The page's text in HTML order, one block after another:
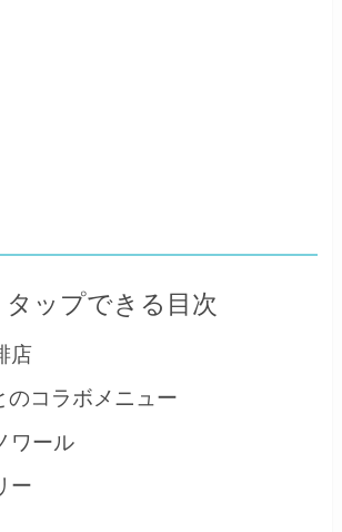
タップできる目次
店
のコラボメニュー
ワール
ー